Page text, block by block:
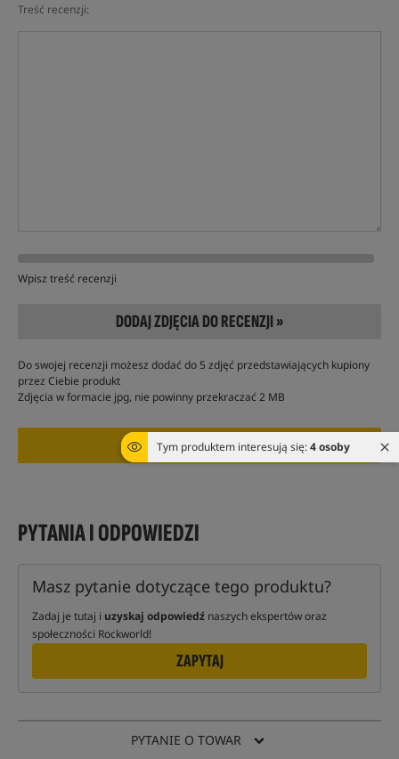
Tym produktem interesują się:4 osoby
Treść recenzji:
Wpisz treść recenzji
DODAJ ZDJĘCIA DO RECENZJI »
Do swojej recenzji możesz dodać do 5 zdjęć przedstawiających kupiony
przez Ciebie produkt
Zdjęcia w formacie jpg, nie powinny przekraczać 2 MB
PYTANIA I ODPOWIEDZI
Masz pytanie dotyczące tego produktu?
Zadaj je tutaj i uzyskaj odpowiedź naszych ekspertów oraz
społeczności Rockworld!
ZAPYTAJ
PYTANIE O TOWAR